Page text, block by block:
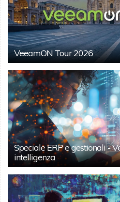
VeeamON Tour 2026
Speciale ERP e gestionali -
intelligenza